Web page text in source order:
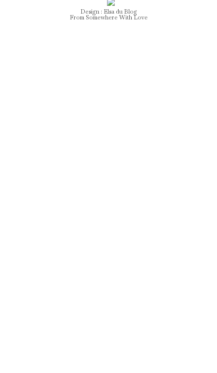
Design : Elsadu Blog
From Somewhere With Love